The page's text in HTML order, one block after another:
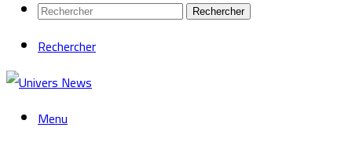
Rechercher
Rechercher
Menu